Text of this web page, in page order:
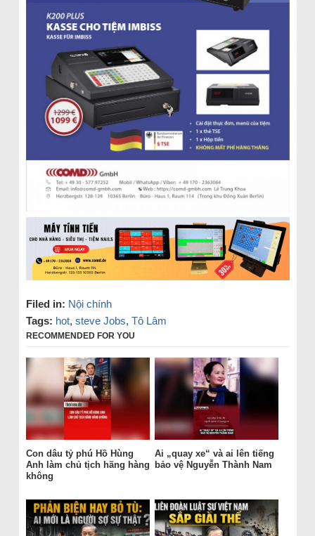
Filed in: Nội chính
Tags: hot, steve Jobs, Tô Lâm
RECOMMENDED FOR YOU
Con dâu tỷ phú Hồ Hùng
Anh làm chủ tịch hãng hàng
không
Ai „quay xe“ và ai lên tiếng
bảo vệ Nguyễn Thành Nam